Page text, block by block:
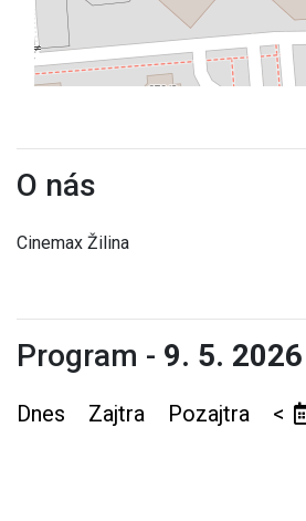
O nás
Cinemax Žilina
Program - 9. 5. 2026
Dnes Zajtra Pozajtra <